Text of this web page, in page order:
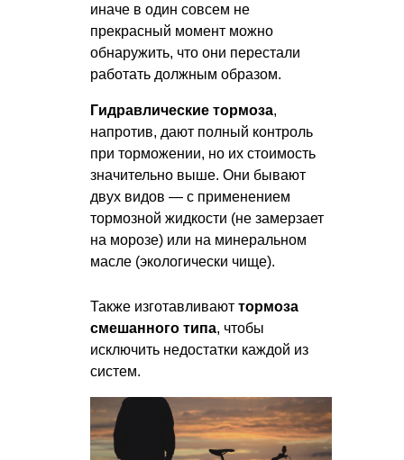
иначе в один совсем не
прекрасный момент можно
обнаружить, что они перестали
работать должным образом.
Гидравлические тормоза,
напротив, дают полный контроль
при торможении, но их стоимость
значительно выше. Они бывают
двух видов — с применением
тормозной жидкости (не замерзает
на морозе) или на минеральном
масле (экологически чище).
Также изготавливают тормоза
смешанного типа, чтобы
исключить недостатки каждой из
систем.